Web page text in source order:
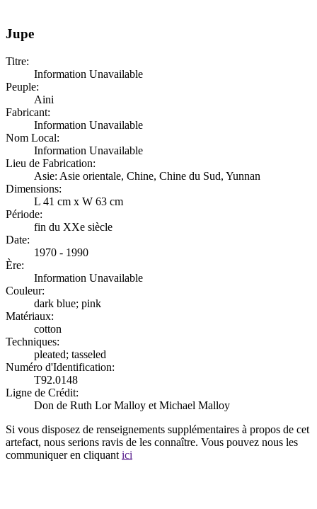
Jupe
Titre:
Information Unavailable
Peuple:
Aini
Fabricant:
Information Unavailable
Nom Local:
Information Unavailable
Lieu de Fabrication:
Asie: Asie orientale, Chine, Chine du Sud, Yunnan
Dimensions:
L 41 cm x W 63 cm
Période:
fin du XXe siècle
Date:
1970 - 1990
Ère:
Information Unavailable
Couleur:
dark blue; pink
Matériaux:
cotton
Techniques:
pleated; tasseled
Numéro d'Identification:
T92.0148
Ligne de Crédit:
Don de Ruth Lor Malloy et Michael Malloy
Si vous disposez de renseignements supplémentaires à propos de cet
artefact, nous serions ravis de les connaître. Vous pouvez nous les
communiquer en cliquant ici